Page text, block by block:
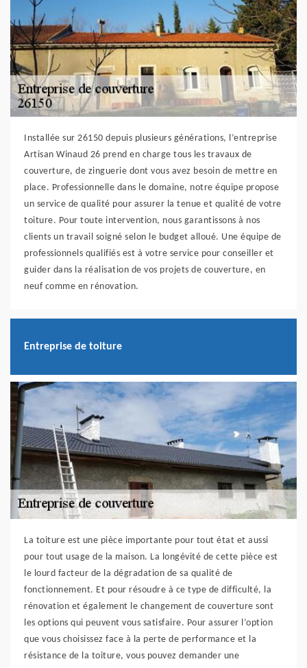
Installée sur 26150 depuis plusieurs générations, l’entreprise
Artisan Winaud 26 prend en charge tous les travaux de
couverture, de zinguerie dont vous avez besoin de mettre en
place. Professionnelle dans le domaine, notre équipe propose
un service de qualité pour assurer la tenue et qualité de votre
toiture. Pour toute intervention, nous garantissons à nos
clients un travail soigné selon le budget alloué. Une équipe de
professionnels qualifiés est à votre service pour conseiller et
guider dans la réalisation de vos projets de couverture, en
neuf comme en rénovation.
Entreprise de toiture
La toiture est une pièce importante pour tout état et aussi
pour tout usage de la maison. La longévité de cette pièce est
le lourd facteur de la dégradation de sa qualité de
fonctionnement. Et pour résoudre à ce type de difficulté, la
rénovation et également le changement de couverture sont
les options qui peuvent vous satisfaire. Pour assurer l’option
que vous choisissez face à la perte de performance et la
résistance de la toiture, vous pouvez demander une